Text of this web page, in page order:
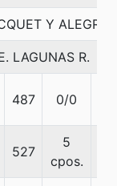
Y ALEGRE
LAGUNAS R.
487 0/0
527
5
cpos.